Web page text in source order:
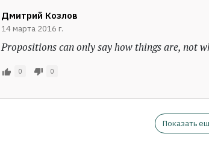
Дмитрий Козлов
14 марта 2016 г.
Propositions can only say how things are, not
0 0
Показать